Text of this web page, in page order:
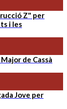
Z" per
i les
de Cassà
Jove per